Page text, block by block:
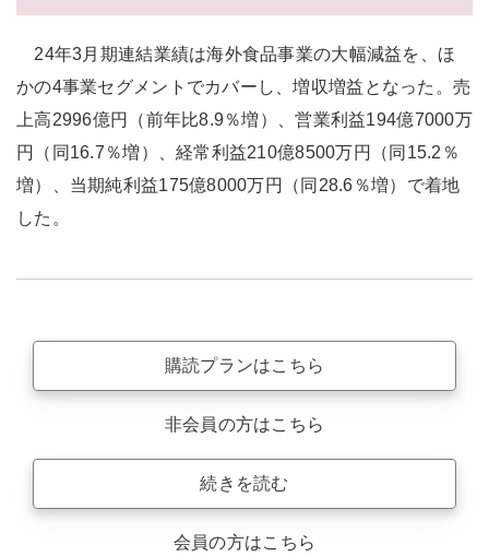
24年3月期連結業績は海外食品事業の大幅減益を、ほ
かの4事業セグメントでカバーし、増収増益となった。売
上高2996億円（前年比8.9％増）、営業利益194億7000万
円（同16.7％増）、経常利益210億8500万円（同15.2％
増）、当期純利益175億8000万円（同28.6％増）で着地
した。
購読プランはこちら
非会員の方はこちら
続きを読む
会員の方はこちら